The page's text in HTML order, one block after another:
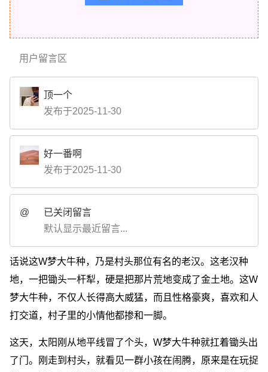
用户留言区
顶一个
发布于2025-11-30
好一番啊
发布于2025-11-30
@
已关闭留言
默认显示最近留言...
话说这W梦大牛种，乃是村头那位有名的老汉。这老汉种
地，一把锄头一杆犁，硬是把那片荒地变成了金土地。这W
梦大牛种，不仅人长得高大威猛，而且性格豪爽，喜欢和人
打交道，村子里的小情他都掺和一脚。
这天，太阳刚从地平线冒了个头，W梦大牛种就扛着锄头出
了门。刚走到村头，就看见一群小孩在闹腾，原来是在玩捉